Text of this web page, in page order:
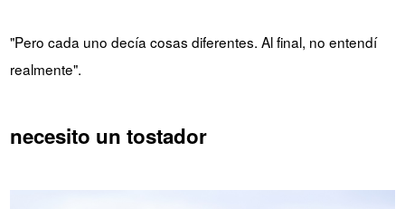
"Pero cada uno decía cosas diferentes. Al final, no entendí
realmente".
necesito un tostador